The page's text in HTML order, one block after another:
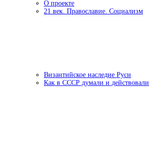
О проекте
21 век. Православие. Социализм
Византийское наследие Руси
Как в СССР думали и действовали